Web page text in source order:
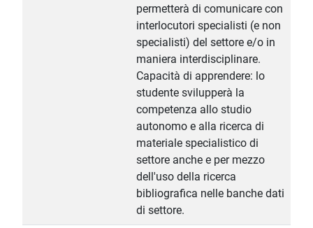
permetterà di comunicare con
interlocutori specialisti (e non
specialisti) del settore e/o in
maniera interdisciplinare.
Capacità di apprendere: lo
studente svilupperà la
competenza allo studio
autonomo e alla ricerca di
materiale specialistico di
settore anche e per mezzo
dell'uso della ricerca
bibliografica nelle banche dati
di settore.